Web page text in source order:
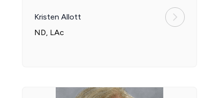
Kristen Allott
ND, LAc